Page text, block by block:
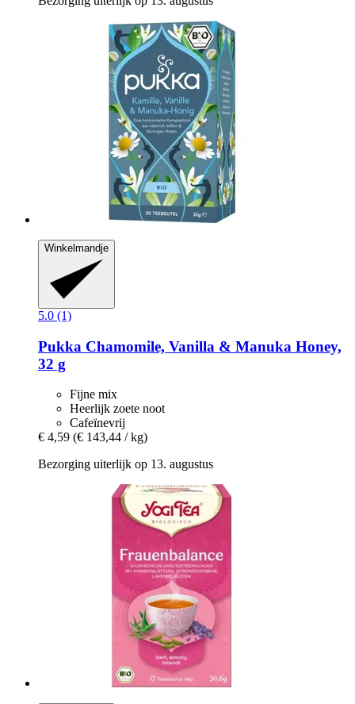
Winkelmandje
5.0 (1)
Pukka Chamomile, Vanilla & Manuka Honey,
32 g
Fijne mix
Heerlijk zoete noot
Cafeïnevrij
€ 4,59 (€ 143,44 / kg)
Bezorging uiterlijk op 13. augustus